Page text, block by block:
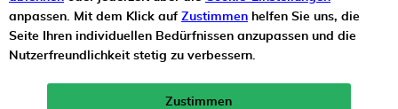
anpassen. Mit dem Klick auf Zustimmen helfen Sie uns, die
Seite Ihren individuellen Bedürfnissen anzupassen und die
Nutzerfreundlichkeit stetig zu verbessern.
Zustimmen